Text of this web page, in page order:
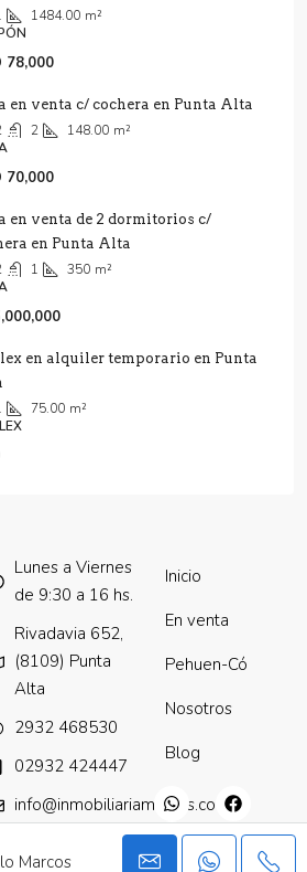
1484.00 m²
78,000
en venta c/ cochera en Punta Alta
2 148.00 m²
70,000
en venta de 2 dormitorios c/
en Punta Alta
1 350 m²
en alquiler temporario en Punta
75.00 m²
Marcos
Lunes a Viernes
de 9:30 a 16 hs.
Rivadavia 652,
(8109) Punta
Alta
2932 468530
02932 424447
info@inmobiliariamarcos.com.ar
Inicio
En venta
Pehuen-Có
Nosotros
Blog